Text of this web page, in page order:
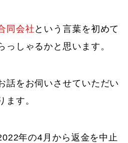
同会社 という言葉を初めて
っしゃるかと思います。
話をお伺いさせていただい
ます。
年の4月から返金を中止